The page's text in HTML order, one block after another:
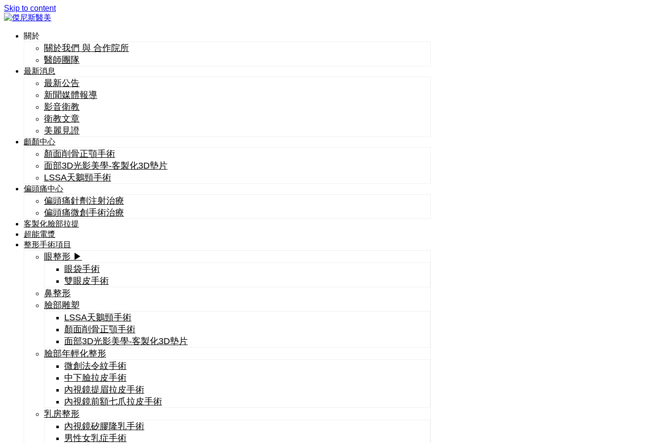
Skip to content
關於
關於我們 與 合作院所
醫師團隊
最新消息
最新公告
新聞媒體報導
影音衛教
衛教文章
美麗見證
顱顏中心
顏面削骨正顎手術
面部3D光影美學-客製化3D墊片
LSSA天鵝頸手術
偏頭痛中心
偏頭痛針劑注射治療
偏頭痛微創手術治療
客製化臉部拉提
超能電漿
整形手術項目
眼整形 ▶
眼袋手術
雙眼皮手術
鼻整形
臉部雕塑
LSSA天鵝頸手術
顏面削骨正顎手術
面部3D光影美學-客製化3D墊片
臉部年輕化整形
微創法令紋手術
中下臉拉皮手術
內視鏡提眉拉皮手術
內視鏡前額七爪拉皮手術
乳房整形
內視鏡矽膠隆乳手術
男性女乳症手術